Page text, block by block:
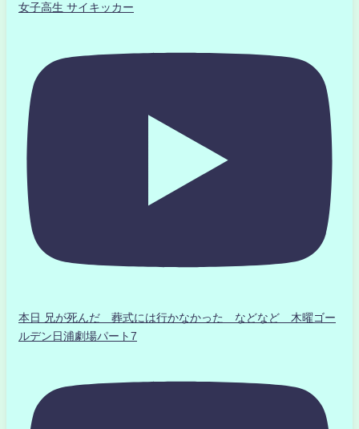
女子高生 サイキッカー
本日 兄が死んだ 葬式には行かなかった などなど 木曜ゴー
ルデン日浦劇場パート7